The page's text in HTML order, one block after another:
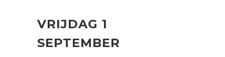
VRIJDAG 1
SEPTEMBER